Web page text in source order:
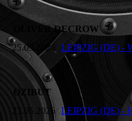
OLIVER DECROW
25.05.2026
LEIPZIG (DE) -
OZIBUT
23.05.2026 LEIPZIG (DE) -